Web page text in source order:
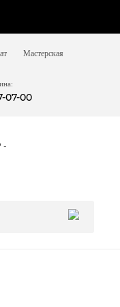
Мастерская
07-00
-